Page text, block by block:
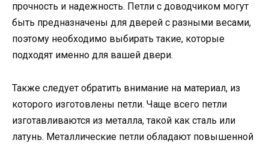
прочность и надежность. Петли с доводчиком могут
быть предназначены для дверей с разными весами,
поэтому необходимо выбирать такие, которые
подходят именно для вашей двери.
Также следует обратить внимание на материал, из
которого изготовлены петли. Чаще всего петли
изготавливаются из металла, такой как сталь или
латунь. Металлические петли обладают повышенной